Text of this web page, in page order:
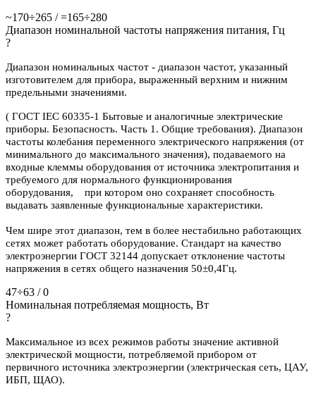
~170÷265 / =165÷280
Диапазон номинальной частоты напряжения питания, Гц
?
Диапазон номинальных частот - диапазон частот, указанный
изготовителем для прибора, выраженный верхним и нижним
предельными значениями.
( ГОСТ IEC 60335-1 Бытовые и аналогичные электрические
приборы. Безопасность. Часть 1. Общие требования). Диапазон
частоты колебания переменного электрического напряжения (от
минимального до максимального значения), подаваемого на
входные клеммы оборудования от источника электропитания и
требуемого для нормального функционирования
оборудования, при котором оно сохраняет способность
выдавать заявленные функциональные характеристики.
Чем шире этот диапазон, тем в более нестабильно работающих
сетях может работать оборудование. Стандарт на качество
электроэнергии ГОСТ 32144 допускает отклонение частоты
напряжения в сетях общего назначения 50±0,4Гц.
47÷63 / 0
Номинальная потребляемая мощность, Вт
?
Максимальное из всех режимов работы значение активной
электрической мощности, потребляемой прибором от
первичного источника электроэнергии (электрическая сеть, ЦАУ,
ИБП, ЩАО).